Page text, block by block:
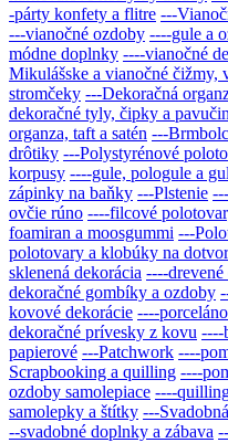
-párty konfety a flitre ---
---vianočné ozdoby ----gule a
módne doplnky ----vianočné
Mikulášske a vianočné čižmy,
stromčeky ---Dekoračná
dekoračné tyly, čipky a
organza, taft a satén ---
drôtiky ---Polystyrénové
korpusy ----gule, pologule a
zápinky na baňky ---Plstenie
ovčie rúno ----filcové
foamiran a moosgummi ---
polotovary a klobúky na
sklenená dekorácia ----drevené
dekoračné gombíky a ozdoby
kovové dekorácie ----
dekoračné prívesky z kovu ----
papierové ---Patchwork ----
Scrapbooking a quilling ----
ozdoby samolepiace ----
samolepky a štítky ---
--svadobné doplnky a zábava